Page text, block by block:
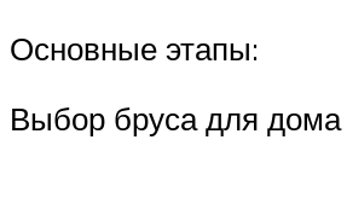
Основные этапы:
Выбор бруса для дома